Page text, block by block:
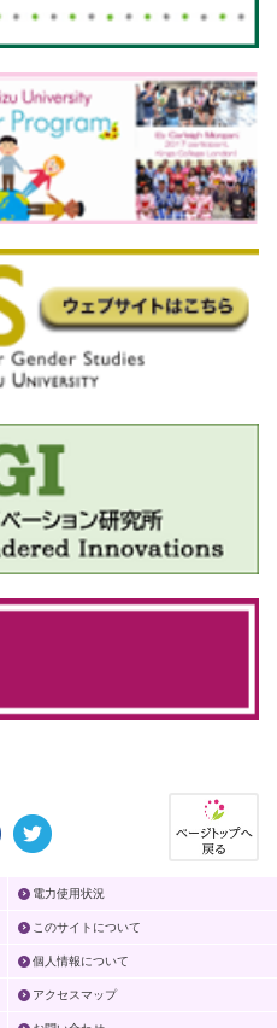
電力使用状況
このサイトについて
個人情報について
アクセスマップ